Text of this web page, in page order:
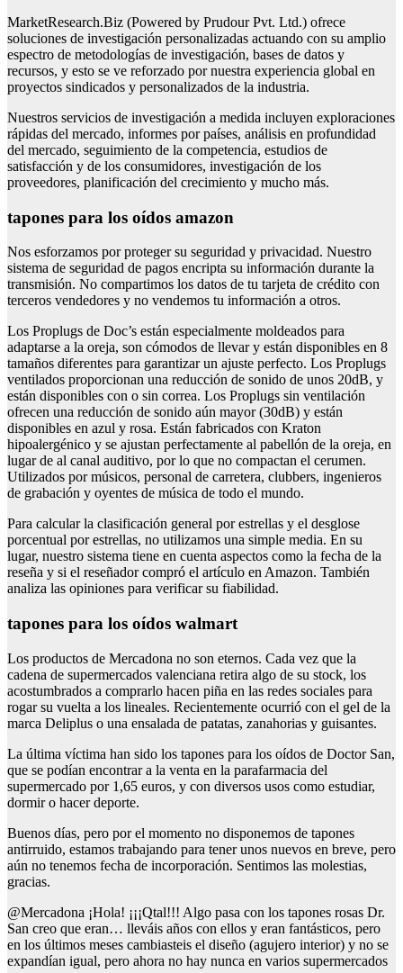
MarketResearch.Biz (Powered by Prudour Pvt. Ltd.) ofrece
soluciones de investigación personalizadas actuando con su amplio
espectro de metodologías de investigación, bases de datos y
recursos, y esto se ve reforzado por nuestra experiencia global en
proyectos sindicados y personalizados de la industria.
Nuestros servicios de investigación a medida incluyen exploraciones
rápidas del mercado, informes por países, análisis en profundidad
del mercado, seguimiento de la competencia, estudios de
satisfacción y de los consumidores, investigación de los
proveedores, planificación del crecimiento y mucho más.
tapones para los oídos amazon
Nos esforzamos por proteger su seguridad y privacidad. Nuestro
sistema de seguridad de pagos encripta su información durante la
transmisión. No compartimos los datos de tu tarjeta de crédito con
terceros vendedores y no vendemos tu información a otros.
Los Proplugs de Doc’s están especialmente moldeados para
adaptarse a la oreja, son cómodos de llevar y están disponibles en 8
tamaños diferentes para garantizar un ajuste perfecto. Los Proplugs
ventilados proporcionan una reducción de sonido de unos 20dB, y
están disponibles con o sin correa. Los Proplugs sin ventilación
ofrecen una reducción de sonido aún mayor (30dB) y están
disponibles en azul y rosa. Están fabricados con Kraton
hipoalergénico y se ajustan perfectamente al pabellón de la oreja, en
lugar de al canal auditivo, por lo que no compactan el cerumen.
Utilizados por músicos, personal de carretera, clubbers, ingenieros
de grabación y oyentes de música de todo el mundo.
Para calcular la clasificación general por estrellas y el desglose
porcentual por estrellas, no utilizamos una simple media. En su
lugar, nuestro sistema tiene en cuenta aspectos como la fecha de la
reseña y si el reseñador compró el artículo en Amazon. También
analiza las opiniones para verificar su fiabilidad.
tapones para los oídos walmart
Los productos de Mercadona no son eternos. Cada vez que la
cadena de supermercados valenciana retira algo de su stock, los
acostumbrados a comprarlo hacen piña en las redes sociales para
rogar su vuelta a los lineales. Recientemente ocurrió con el gel de la
marca Deliplus o una ensalada de patatas, zanahorias y guisantes.
La última víctima han sido los tapones para los oídos de Doctor San,
que se podían encontrar a la venta en la parafarmacia del
supermercado por 1,65 euros, y con diversos usos como estudiar,
dormir o hacer deporte.
Buenos días, pero por el momento no disponemos de tapones
antirruido, estamos trabajando para tener unos nuevos en breve, pero
aún no tenemos fecha de incorporación. Sentimos las molestias,
gracias.
@Mercadona ¡Hola! ¡¡¡Qtal!!! Algo pasa con los tapones rosas Dr.
San creo que eran… lleváis años con ellos y eran fantásticos, pero
en los últimos meses cambiasteis el diseño (agujero interior) y no se
expandían igual, pero ahora no hay nunca en varios supermercados